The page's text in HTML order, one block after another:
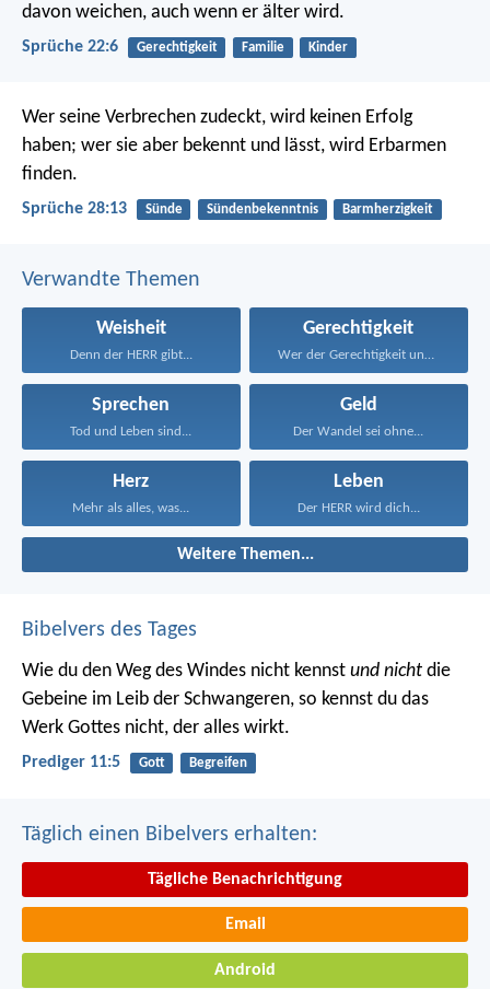
davon weichen, auch wenn er älter wird.
Sprüche 22:6 Gerechtigkeit Familie Kinder
Wer seine Verbrechen zudeckt, wird keinen Erfolg
haben; wer sie aber bekennt und lässt, wird Erbarmen
finden.
Sprüche 28:13 Sünde Sündenbekenntnis Barmherzigkeit
Verwandte Themen
Weisheit
Denn der HERR gibt...
Gerechtigkeit
Wer der Gerechtigkeit und...
Sprechen
Tod und Leben sind...
Geld
Der Wandel sei ohne...
Herz
Mehr als alles, was...
Leben
Der HERR wird dich...
Weitere Themen...
Bibelvers des Tages
Wie du den Weg des Windes nicht kennst und nicht die
Gebeine im Leib der Schwangeren, so kennst du das
Werk Gottes nicht, der alles wirkt.
Prediger 11:5 Gott Begreifen
Täglich einen Bibelvers erhalten:
Tägliche Benachrichtigung
Email
Android